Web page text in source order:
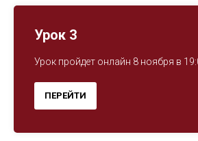
Урок 3
Урок пройдет онлайн 8 ноября в
ПЕРЕЙТИ